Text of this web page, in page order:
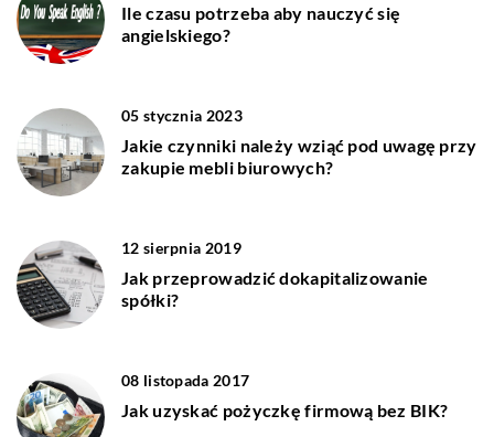
Ile czasu potrzeba aby nauczyć się
angielskiego?
05 stycznia 2023
Jakie czynniki należy wziąć pod uwagę przy
zakupie mebli biurowych?
12 sierpnia 2019
Jak przeprowadzić dokapitalizowanie
spółki?
08 listopada 2017
Jak uzyskać pożyczkę firmową bez BIK?